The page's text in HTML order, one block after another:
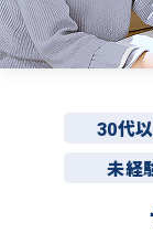
30代
未経